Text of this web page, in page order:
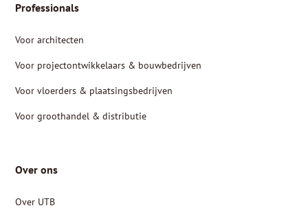
Professionals
Voor architecten
Voor projectontwikkelaars & bouwbedrijven
Voor vloerders & plaatsingsbedrijven
Voor groothandel & distributie
Over ons
Over UTB